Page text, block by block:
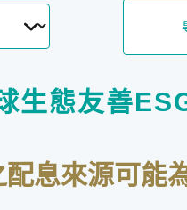
生態友善
息來源可能